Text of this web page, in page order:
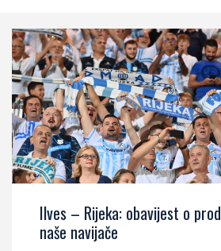
Ilves – Rijeka: obavijest o
naše navijače